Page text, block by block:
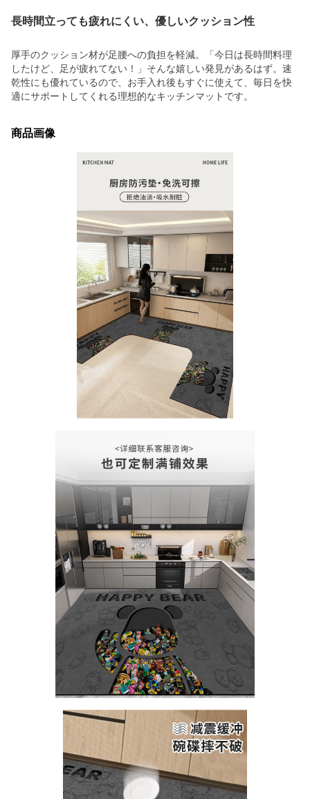
長時間立っても疲れにくい、優しいクッション性
厚手のクッション材が足腰への負担を軽減。「今日は長時間料理
したけど、足が疲れてない！」そんな嬉しい発見があるはず。速
乾性にも優れているので、お手入れ後もすぐに使えて、毎日を快
適にサポートしてくれる理想的なキッチンマットです。
商品画像